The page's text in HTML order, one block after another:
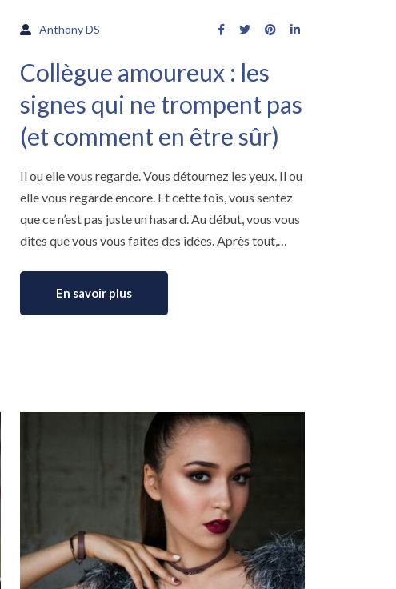
Anthony DS
Collègue amoureux : les
signes qui ne trompent pas
(et comment en être sûr)
Il ou elle vous regarde. Vous détournez les yeux. Il ou
elle vous regarde encore. Et cette fois, vous sentez
que ce n’est pas juste un hasard.​ Au début, vous vous
dites que vous vous faites des idées. Après tout,…
En savoir plus